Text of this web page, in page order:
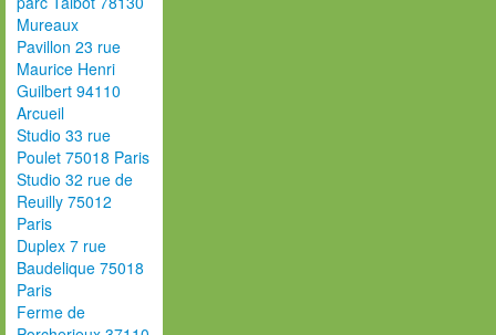
Mureaux
Pavillon 23 rue
Maurice Henri
Guilbert 94110
Arcueil
Studio 33 rue
Poulet 75018 Paris
Studio 32 rue de
Reuilly 75012
Paris
Duplex 7 rue
Baudelique 75018
Paris
Ferme de